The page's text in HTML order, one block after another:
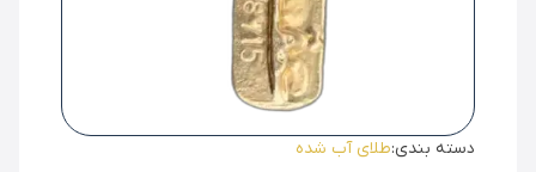
دسته بندی:طلای آب شده